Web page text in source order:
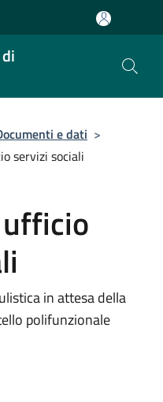
e dati >
servizi sociali
in attesa della
polifunzionale